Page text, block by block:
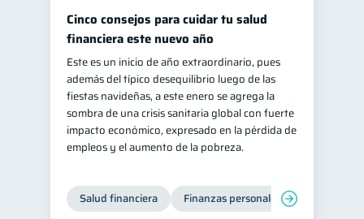
Cinco consejos para cuidar tu salud
financiera este nuevo año
Este es un inicio de año extraordinario, pues
además del típico desequilibrio luego de las
fiestas navideñas, a este enero se agrega la
sombra de una crisis sanitaria global con fuerte
impacto económico, expresado en la pérdida de
empleos y el aumento de la pobreza.
Salud financiera Finanzas personales